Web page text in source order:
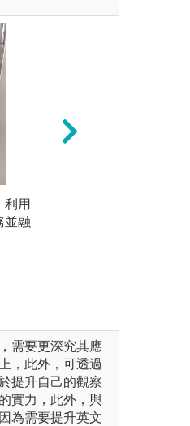
利用
並融
需要更深究其應
，此外，可透過
提升自己的觀察
實力，此外，與
為需要提升英文